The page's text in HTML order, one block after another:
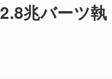
兆バーツ執